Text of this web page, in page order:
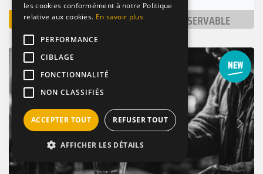
VOIR NON RÉSERVABLE
BAR / RESTAURANT
Précédent
Suivant
les cookies conformément à notre Politique
relative aux cookies. En savoir plus
PERFORMANCE
CIBLAGE
FONCTIONNALITÉ
NON CLASSIFIÉS
ACCEPTER TOUT REFUSER TOUT
AFFICHER LES DÉTAILS